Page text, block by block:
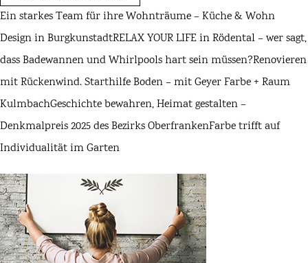
Ein starkes Team für ihre Wohnträume – Küche & Wohn
Design in BurgkunstadtRELAX YOUR LIFE in Rödental – wer sagt,
dass Badewannen und Whirlpools hart sein müssen?Renovieren
mit Rückenwind. Starthilfe Boden – mit Geyer Farbe + Raum
KulmbachGeschichte bewahren, Heimat gestalten –
Denkmalpreis 2025 des Bezirks OberfrankenFarbe trifft auf
Individualität im Garten